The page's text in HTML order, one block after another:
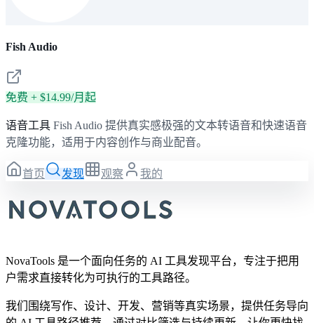
Fish Audio
免费 + $14.99/月起
语音工具 Fish Audio 提供真实感极强的文本转语音和快速语音
克隆功能，适用于内容创作与商业配音。
首页 发现 观察 我的
NovaTools 是一个面向任务的 AI 工具发现平台，专注于把用
户需求直接转化为可执行的工具路径。
我们围绕写作、设计、开发、营销等真实场景，提供任务导向